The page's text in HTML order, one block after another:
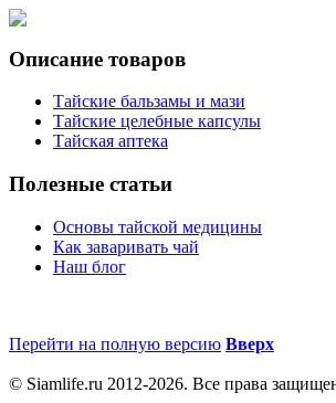
Описание товаров
Тайские бальзамы и мази
Тайские целебные капсулы
Тайская аптека
Полезные статьи
Основы тайской медицины
Как заваривать чай
Наш блог
Перейти на полную версию Вверх
© Siamlife.ru 2012-2026. Все права